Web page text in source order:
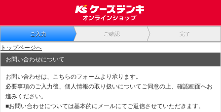
ご入力 ご確認 完了
トップページへ
お問い合わせについて
お問い合わせは、こちらのフォームより承ります。
必要事項のご入力後、個人情報の取り扱いについてご同意の上、確認画面へお
進みください。
■お問い合わせについては基本的にメールにてご返信させていただきます。